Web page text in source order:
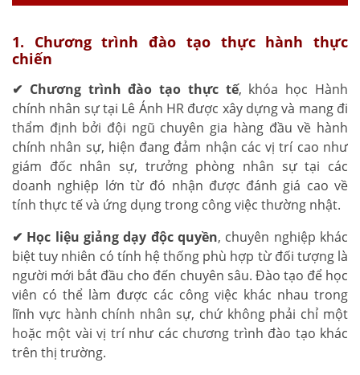
1. Chương trình đào tạo thực hành thực
chiến
✔ Chương trình đào tạo thực tế, khóa học Hành
chính nhân sự tại Lê Ánh HR được xây dựng và mang đi
thẩm định bởi đội ngũ chuyên gia hàng đầu về hành
chính nhân sự, hiện đang đảm nhận các vị trí cao như
giám đốc nhân sự, trưởng phòng nhân sự tại các
doanh nghiệp lớn từ đó nhận được đánh giá cao về
tính thực tế và ứng dụng trong công việc thường nhật.
✔ Học liệu giảng dạy độc quyền, chuyên nghiệp khác
biệt tuy nhiên có tính hệ thống phù hợp từ đối tượng là
người mới bắt đầu cho đến chuyên sâu. Đào tạo để học
viên có thể làm được các công việc khác nhau trong
lĩnh vực hành chính nhân sự, chứ không phải chỉ một
hoặc một vài vị trí như các chương trình đào tạo khác
trên thị trường.